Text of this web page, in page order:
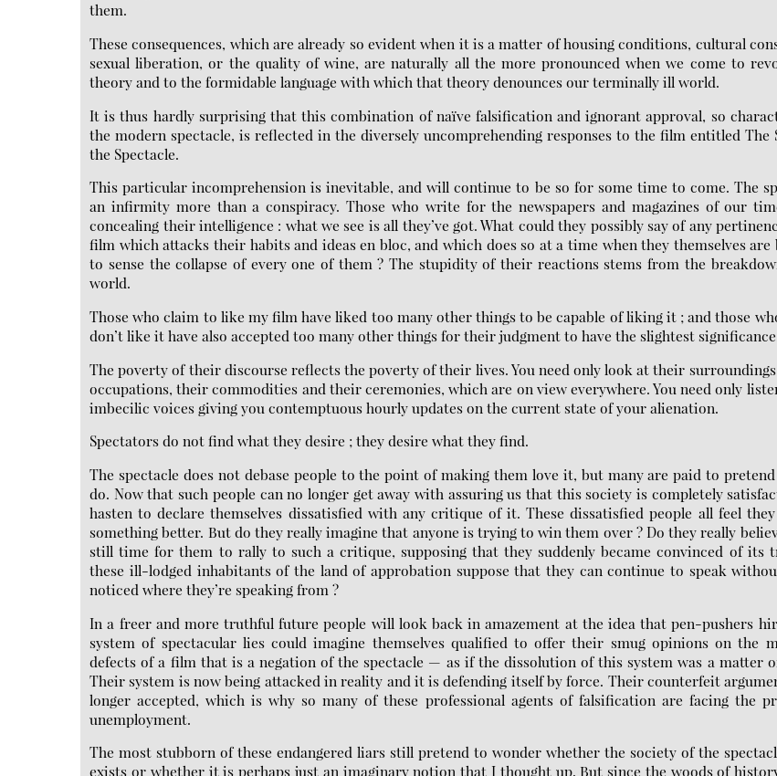
them.
These consequences, which are already so evident when it is a matter of housing conditions, cultural
sexual liberation, or the quality of wine, are naturally all the more pronounced when we come to
theory and to the formidable language with which that theory denounces our terminally ill world.
It is thus hardly surprising that this combination of naïve falsification and ignorant approval, so
the modern spectacle, is reflected in the diversely uncomprehending responses to the film entitled The
the Spectacle.
This particular incomprehension is inevitable, and will continue to be so for some time to come. The
an infirmity more than a conspiracy. Those who write for the newspapers and magazines of our
concealing their intelligence : what we see is all they’ve got. What could they possibly say of any
film which attacks their habits and ideas en bloc, and which does so at a time when they themselves are
to sense the collapse of every one of them ? The stupidity of their reactions stems from the
world.
Those who claim to like my film have liked too many other things to be capable of liking it ; and those
don’t like it have also accepted too many other things for their judgment to have the slightest
The poverty of their discourse reflects the poverty of their lives. You need only look at their
occupations, their commodities and their ceremonies, which are on view everywhere. You need only
imbecilic voices giving you contemptuous hourly updates on the current state of your alienation.
Spectators do not find what they desire ; they desire what they find.
The spectacle does not debase people to the point of making them love it, but many are paid to
do. Now that such people can no longer get away with assuring us that this society is completely
hasten to declare themselves dissatisfied with any critique of it. These dissatisfied people all feel they
something better. But do they really imagine that anyone is trying to win them over ? Do they really
still time for them to rally to such a critique, supposing that they suddenly became convinced of its
these ill-lodged inhabitants of the land of approbation suppose that they can continue to speak
noticed where they’re speaking from ?
In a freer and more truthful future people will look back in amazement at the idea that pen-pushers
system of spectacular lies could imagine themselves qualified to offer their smug opinions on the
defects of a film that is a negation of the spectacle — as if the dissolution of this system was a matter
Their system is now being attacked in reality and it is defending itself by force. Their counterfeit
longer accepted, which is why so many of these professional agents of falsification are facing the
unemployment.
The most stubborn of these endangered liars still pretend to wonder whether the society of the
exists or whether it is perhaps just an imaginary notion that I thought up. But since the woods of